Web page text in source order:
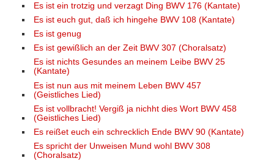
Es ist ein trotzig und verzagt Ding BWV 176 (Kantate)
Es ist euch gut, daß ich hingehe BWV 108 (Kantate)
Es ist genug
Es ist gewißlich an der Zeit BWV 307 (Choralsatz)
Es ist nichts Gesundes an meinem Leibe BWV 25
(Kantate)
Es ist nun aus mit meinem Leben BWV 457
(Geistliches Lied)
Es ist vollbracht! Vergiß ja nichht dies Wort BWV 458
(Geistliches Lied)
Es reißet euch ein schrecklich Ende BWV 90 (Kantate)
Es spricht der Unweisen Mund wohl BWV 308
(Choralsatz)